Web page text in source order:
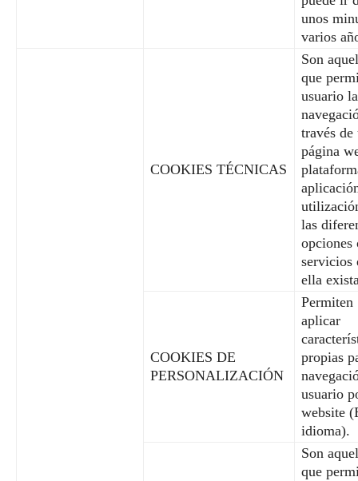
unos
varios
COOKIES TÉCNICAS
Son
que
usuario la
través de
página
las
opciones
servicios
ella
COOKIES DE
PERSONALIZACIÓN
Permiten
aplicar
propias
usuario
website
idioma).
Son
que